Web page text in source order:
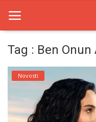
Home
TV Serije
Tag : Ben
Novosti